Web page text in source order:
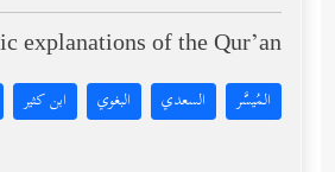
explanations of the Qur’an:
المُيسَّر السعدي البغوي ابن كثير